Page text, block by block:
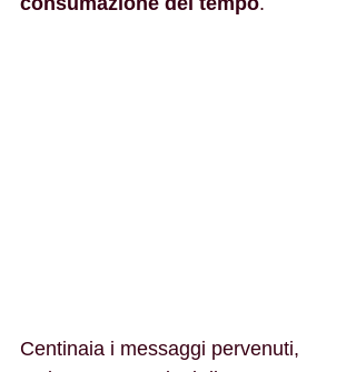
Centinaia i messaggi pervenuti,